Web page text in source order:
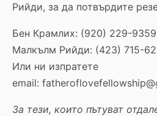
Рийди, за да потвърдите
Бен Крамлих: (920) 229-9359
Малкълм Рийди: (423) 715-
Или ни изпратете
email:
За тези, които пътуват